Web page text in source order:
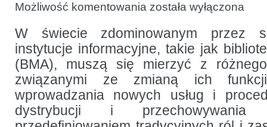
Możliwość komentowania Podejście
do zmian
zmianą
w chorwackich
instytucjach
informacyjnych
została wyłączona
W świecie zdominowanym przez
instytucje informacyjne, takie jak
(BMA), muszą się mierzyć z
związanymi ze zmianą ich
wprowadzania nowych usług i
dystrybucji i